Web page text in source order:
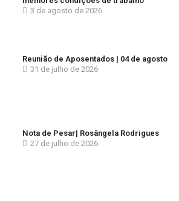
3 de agosto de 2026
Reunião de Aposentados | 04 de agosto
31 de julho de 2026
Nota de Pesar| Rosângela Rodrigues
27 de julho de 2026